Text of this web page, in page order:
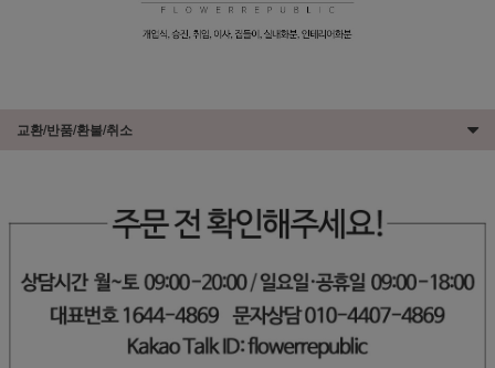
교환/반품/환불/취소